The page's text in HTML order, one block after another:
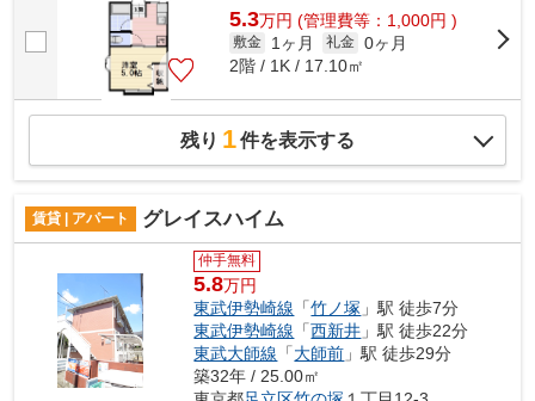
5.3万円 (管理費等：1,000円 )
敷金 1ヶ月 礼金 0ヶ月
2階 / 1K / 17.10㎡
残り 1件を表示する
賃貸 | アパート グレイスハイム
仲手無料
5.8万円
東武伊勢崎線 「竹ノ塚 」駅 徒歩7分
東武伊勢崎線 「西新井 」駅 徒歩22分
東武大師線 「大師前 」駅 徒歩29分
築32年 / 25.00㎡